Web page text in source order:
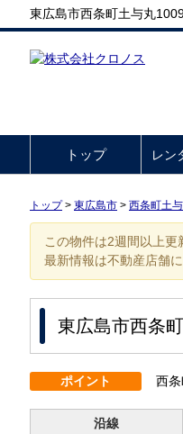
東広島市西条町土与丸
トップ レン
トップ> 東広島市 > 西条町土
この物件は2週間以上更
最新情報は不動産店舗
東広島市西条
ポイント 西
沿線